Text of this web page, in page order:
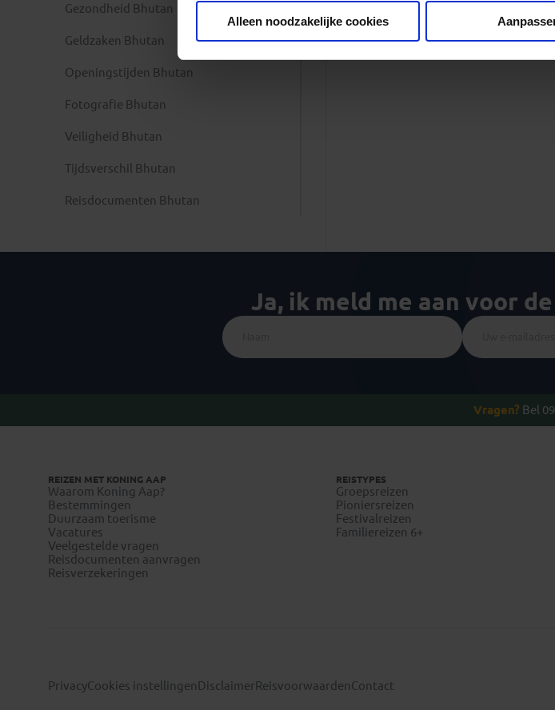
Alleen noodzakelijke cookies
Gezondheid Bhutan
Geldzaken Bhutan
Openingstijden Bhutan
Fotografie Bhutan
Veiligheid Bhutan
Tijdsverschil Bhutan
Reisdocumenten Bhutan
Ja, ik meld me aan voor
Vragen? Bel
REIZEN MET KONING AAP
Waarom Koning Aap?
Bestemmingen
Duurzaam toerisme
Vacatures
Veelgestelde vragen
Reisdocumenten aanvragen
Reisverzekeringen
REISTYPES
Groepsreizen
Pioniersreizen
Festivalreizen
Familiereizen 6+
PrivacyCookies instellingen DisclaimerReisvoorwaardenContact